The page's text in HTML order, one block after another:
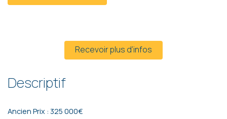
Recevoir plus d’infos
Descriptif
Ancien Prix : 325 000€